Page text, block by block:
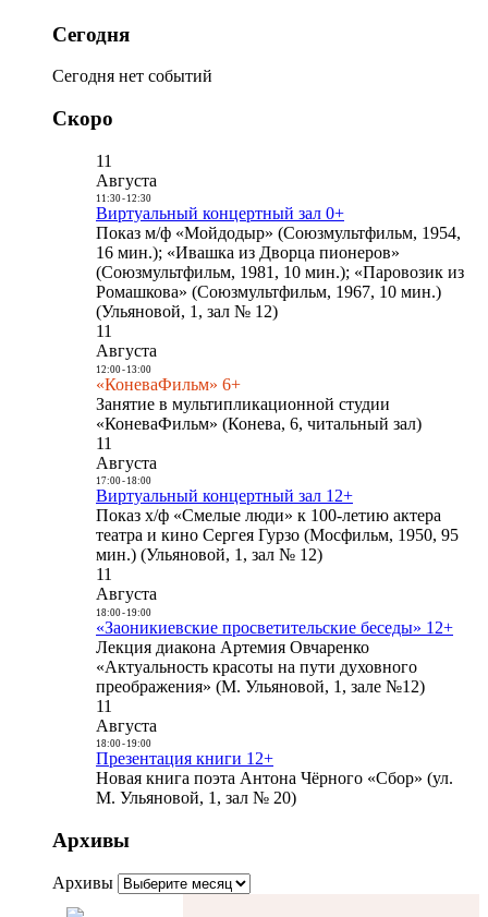
Сегодня
Сегодня нет событий
Скоро
11
Августа
11:30- 12:30
Виртуальный концертный зал 0+
Показ м/ф «Мойдодыр» (Союзмультфильм, 1954,
16 мин.); «Ивашка из Дворца пионеров»
(Союзмультфильм, 1981, 10 мин.); «Паровозик из
Ромашкова» (Союзмультфильм, 1967, 10 мин.)
(Ульяновой, 1, зал № 12)
11
Августа
12:00- 13:00
«КоневаФильм» 6+
Занятие в мультипликационной студии
«КоневаФильм» (Конева, 6, читальный зал)
11
Августа
17:00- 18:00
Виртуальный концертный зал 12+
Показ х/ф «Смелые люди» к 100-летию актера
театра и кино Сергея Гурзо (Мосфильм, 1950, 95
мин.) (Ульяновой, 1, зал № 12)
11
Августа
18:00- 19:00
«Заоникиевские просветительские беседы» 12+
Лекция диакона Артемия Овчаренко
«Актуальность красоты на пути духовного
преображения» (М. Ульяновой, 1, зале №12)
11
Августа
18:00- 19:00
Презентация книги 12+
Новая книга поэта Антона Чёрного «Сбор» (ул.
М. Ульяновой, 1, зал № 20)
Архивы
Архивы